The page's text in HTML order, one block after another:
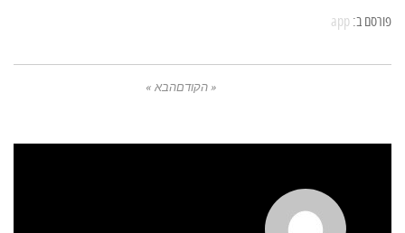
פורסם ב: app
« הקודםהבא »